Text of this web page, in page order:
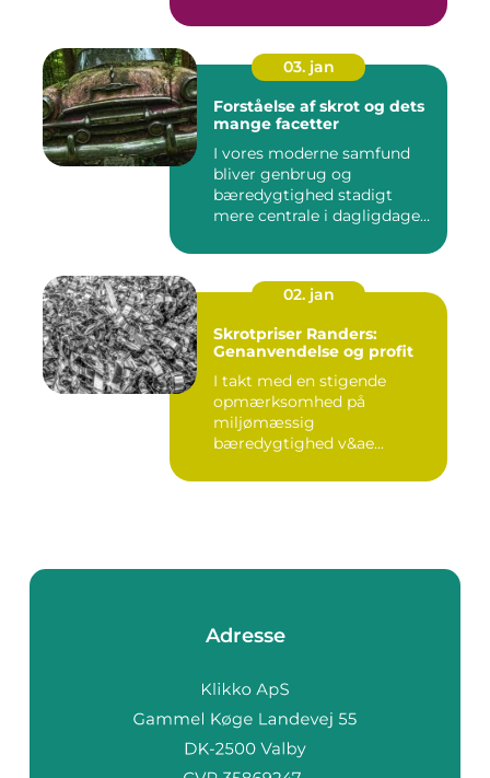
03. jan
Forståelse af skrot og dets
mange facetter
I vores moderne samfund
bliver genbrug og
bæredygtighed stadigt
mere centrale i dagligdagen.
02. jan
Skrotpriser Randers:
Genanvendelse og profit
I takt med en stigende
opmærksomhed på
miljømæssig
bæredygtighed v&ae...
Adresse